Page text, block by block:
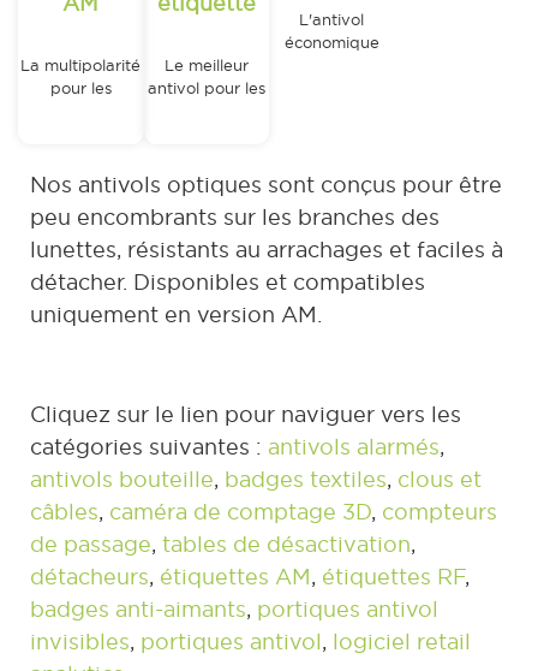
La multipolarité
pour les
/unité
(Pack de
125)
Le meilleur
antivol pour les
(Pack de
100)
L'antivol
économique
(Pack de
100)
Nos antivols optiques sont conçus pour être
peu encombrants sur les branches des
lunettes, résistants au arrachages et faciles à
détacher. Disponibles et compatibles
uniquement en version AM.
Cliquez sur le lien pour naviguer vers les
catégories suivantes : antivols alarmés,
antivols bouteille, badges textiles, clous et
câbles, caméra de comptage 3D, compteurs
de passage, tables de désactivation,
détacheurs, étiquettes AM, étiquettes RF,
badges anti-aimants, portiques antivol
invisibles, portiques antivol, logiciel retail